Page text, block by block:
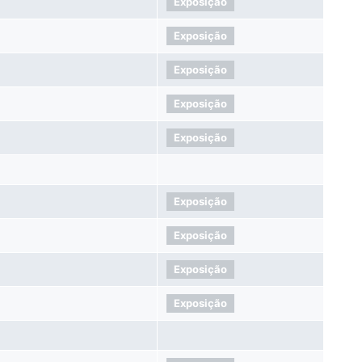
Exposição
Exposição
Exposição
Exposição
Exposição
Exposição
Exposição
Exposição